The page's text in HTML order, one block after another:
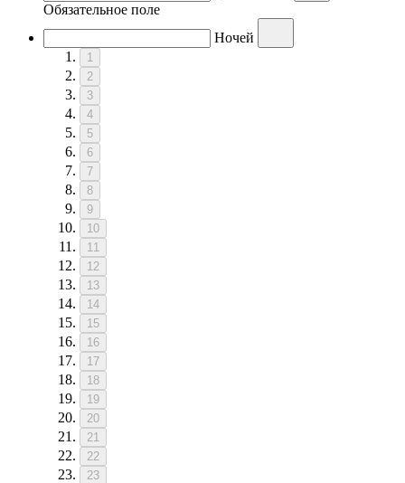
Обязательное поле
Ночей
1
2
3
4
5
6
7
8
9
10
11
12
13
14
15
16
17
18
19
20
21
22
23